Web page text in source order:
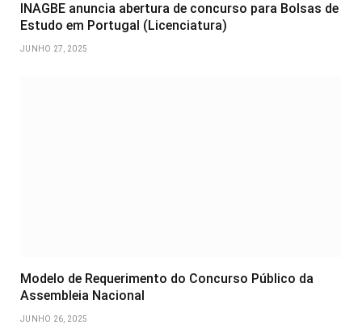
INAGBE anuncia abertura de concurso para Bolsas de
Estudo em Portugal (Licenciatura)
JUNHO 27, 2025
Modelo de Requerimento do Concurso Público da
Assembleia Nacional
JUNHO 26, 2025